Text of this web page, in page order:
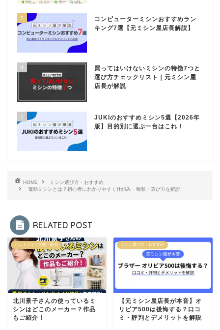
3
コンピューターミシンおすすめラン
キング7選【元ミシン屋店長解説】
4
買ってはいけないミシンの特徴7つと
選び方チェックリスト｜元ミシン屋
店長が解説
5
JUKIのおすすめミシン5選【2026年
版】目的別に選ぶ一台はこれ！
HOME
ミシン選び方・おすすめ
電動ミシンとは？初心者にわかりやすく仕組み・種類・選び方を解説
RELATED POST
ハンドメイド実践・販売
北川景子さんの使っているミ
シンはどこのメーカー？作品
もご紹介！
ミシン選び方・おすすめ
【元ミシン屋店長が本音】オ
リビア500は後悔する？口コ
ミ・評判とデメリットを解説